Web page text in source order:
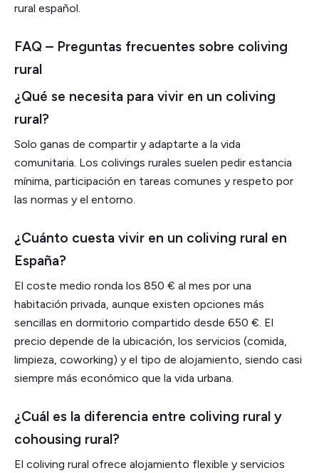
rural español.
FAQ – Preguntas frecuentes sobre coliving
rural
¿Qué se necesita para vivir en un coliving
rural?
Solo ganas de compartir y adaptarte a la vida
comunitaria. Los colivings rurales suelen pedir estancia
mínima, participación en tareas comunes y respeto por
las normas y el entorno.
¿Cuánto cuesta vivir en un coliving rural en
España?
El coste medio ronda los 850 € al mes por una
habitación privada, aunque existen opciones más
sencillas en dormitorio compartido desde 650 €. El
precio depende de la ubicación, los servicios (comida,
limpieza, coworking) y el tipo de alojamiento, siendo casi
siempre más económico que la vida urbana.
¿Cuál es la diferencia entre coliving rural y
cohousing rural?
El coliving rural ofrece alojamiento flexible y servicios